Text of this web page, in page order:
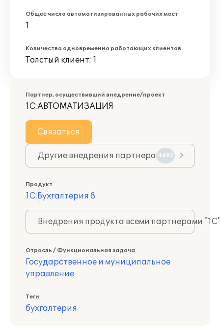
Общее число автоматизированных рабочих мест
1
Количество одновременно работающих клиентов
Толстый клиент: 1
Партнер, осуществивший внедрение/проект
1С:АВТОМАТИЗАЦИЯ
Связаться
Другие внедрения партнера 4693
Продукт
1С:Бухгалтерия 8
Внедрения продукта всеми партнерами
Отрасль / Функциональная задача
Государственное и муниципальное
управление
Теги
бухгалтерия